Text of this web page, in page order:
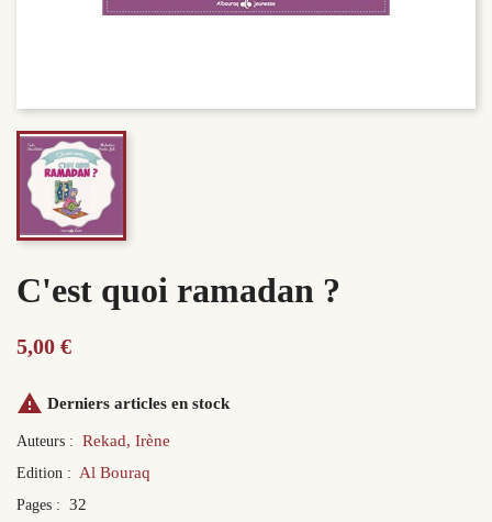
C'est quoi ramadan ?
5,00 €
 Derniers articles en stock
Auteurs : Rekad, Irène
Edition : Al Bouraq
Pages : 32